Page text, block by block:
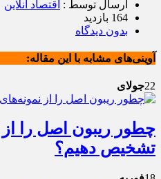
ارسال توسط : اقتصاد آنلاین
164 بازدید
بدون دیدگاه
آوینی‌های مشابه با این مقاله:
22جولای
چطور ریبون اصل را
تشخیص دهیم؟